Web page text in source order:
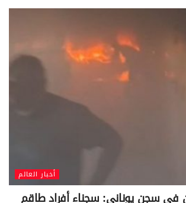
أخبار العالم
في سجن يوناني: سجناء أفراد طاقم